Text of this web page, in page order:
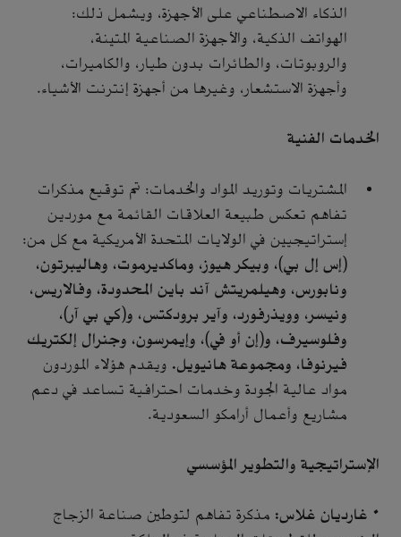
الذكاء الاصطناعي على الأجهزة، ويشمل ذلك:
الهواتف الذكية، والأجهزة الصناعية المتينة،
والروبوتات، والطائرات بدون طيار، والكاميرات،
وأجهزة الاستشعار، وغيرها من أجهزة إنترنت الأشياء.
الخدمات الفنية
المشتريات وتوريد المواد والخدمات: تم توقيع مذكرات
تفاهم تعكس طبيعة العلاقات القائمة مع موردين
إستراتيجيين في الولايات المتحدة الأمريكية مع كل من:
(إس إل بي)، وبيكر هيوز، وماكديرموت، وهاليبرتون،
ونابورس، وهيلمريتش آند باين المحدودة، وفالاريس،
ونيسر، وويذرفورد، وآير برودكتس، و(كي بي آر)،
وفلوسيرف، و(إن أو في)، وإيمرسون، وجنرال إلكتريك
فيرنوفا، ومجموعة هانيويل. ويقدم هؤلاء الموردون
مواد عالية الجودة وخدمات احترافية تساعد في دعم
مشاريع وأعمال أرامكو السعودية.
الإستراتيجية والتطوير المؤسسي
• غارديان غلاس: مذكرة تفاهم لتوطين صناعة الزجاج